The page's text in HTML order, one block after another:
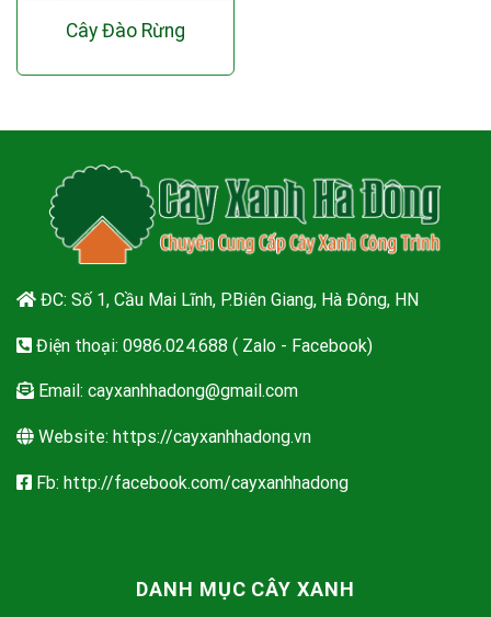
Cây Đào Rừng
ĐC: Số 1, Cầu Mai Lĩnh, P.Biên Giang, Hà Đông, HN
Điện thoại: 0986.024.688 ( Zalo - Facebook)
Email: cayxanhhadong@gmail.com
Website: https://cayxanhhadong.vn
Fb: http://facebook.com/cayxanhhadong
DANH MỤC CÂY XANH